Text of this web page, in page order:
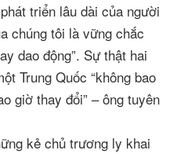
triển lâu dài của người
chúng tôi là vững chắc
dao động”. Sự thật hai
Trung Quốc “không bao
giờ thay đổi” – ông tuyên
kẻ chủ trương ly khai